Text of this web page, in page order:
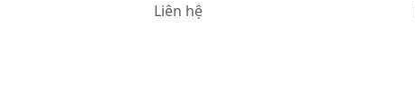
Liên hệ